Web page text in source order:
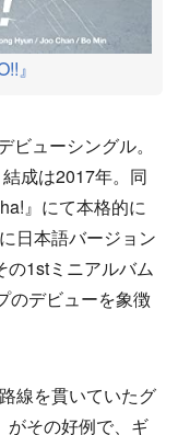
』
ューシングル。
成は2017年。同
』にて本格的に
日本語バージョン
1stミニアルバム
のデビューを象徴
線を貫いていたグ
がその好例で、ギ